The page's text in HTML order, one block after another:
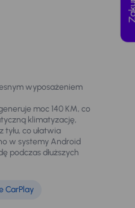
wyposażeniem
moc 140 KM, co
klimatyzację,
co ułatwia
w systemy Android
podczas dłuższych
CarPlay